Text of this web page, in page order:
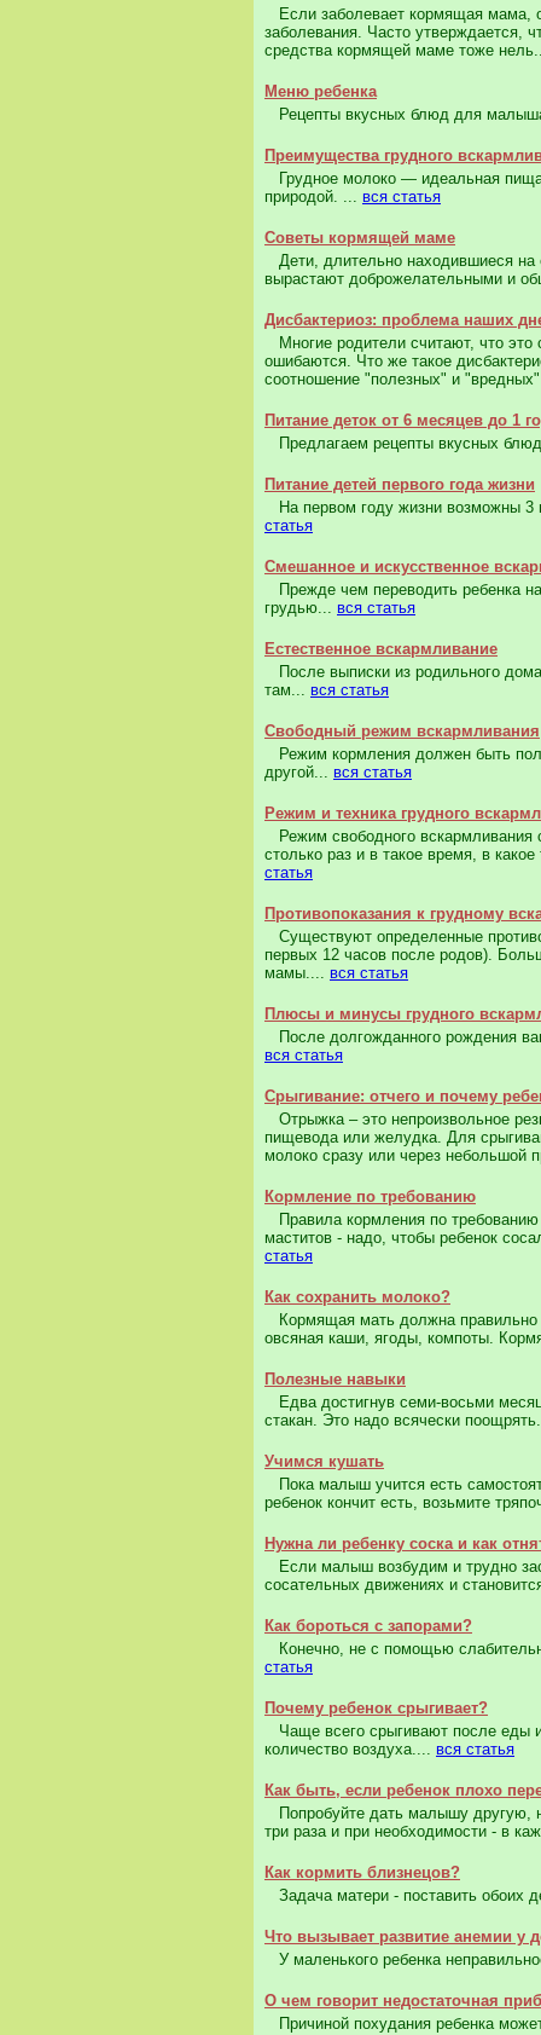
Если заболевает кормящая мама,
заболевания. Часто утверждается,
средства кормящей маме тоже
Меню ребенка
Рецепты вкусных блюд для
Преимущества грудного
Грудное молоко — идеальная
природой. ... вся статья
Советы кормящей маме
Дети, длительно находившиеся на
вырастают доброжелательными и
Дисбактериоз: проблема наших
Многие родители считают, что это
ошибаются. Что же такое
соотношение "полезных" и
Питание деток от 6 месяцев до 1
Предлагаем рецепты вкусных
Питание детей первого года жизни
На первом году жизни возможны 3
статья
Смешанное и искусственное
Прежде чем переводить ребенка
грудью... вся статья
Естественное вскармливание
После выписки из родильного
там... вся статья
Свободный режим вскармливания
Режим кормления должен быть
другой... вся статья
Режим и техника грудного
Режим свободного вскармливания
столько раз и в такое время, в
статья
Противопоказания к грудному
Существуют определенные
первых 12 часов после родов).
мамы.... вся статья
Плюсы и минусы грудного
После долгожданного рождения
вся статья
Срыгивание: отчего и почему
Отрыжка – это непроизвольное
пищевода или желудка. Для
молоко сразу или через небольшой
Кормление по требованию
Правила кормления по
маститов - надо, чтобы ребенок
статья
Как сохранить молоко?
Кормящая мать должна правильно
овсяная каши, ягоды, компоты.
Полезные навыки
Едва достигнув семи-восьми
стакан. Это надо всячески
Учимся кушать
Пока малыш учится есть
ребенок кончит есть, возьмите
Нужна ли ребенку соска и как
Если малыш возбудим и трудно
сосательных движениях и
Как бороться с запорами?
Конечно, не с помощью
статья
Почему ребенок срыгивает?
Чаще всего срыгивают после еды
количество воздуха.... вся статья
Как быть, если ребенок плохо
Попробуйте дать малышу другую,
три раза и при необходимости - в
Как кормить близнецов?
Задача матери - поставить обоих
Что вызывает развитие анемии у
У маленького ребенка
О чем говорит недостаточная
Причиной похудания ребенка